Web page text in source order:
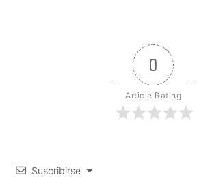
0
Article Rating
Suscribirse